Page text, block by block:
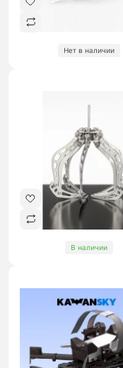
Нет в наличии
В наличии